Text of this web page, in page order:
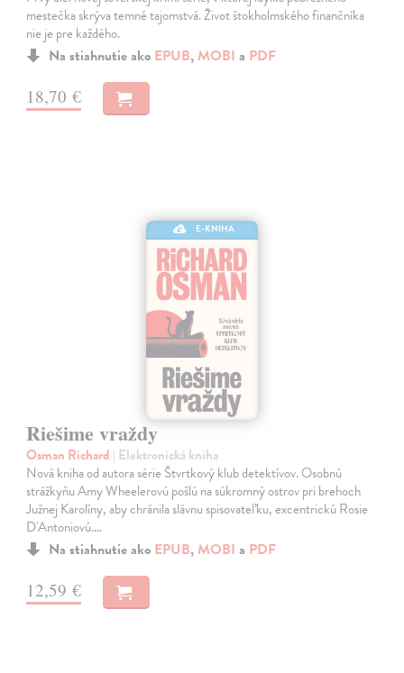
mestečka skrýva temné tajomstvá. Život štokholmského finančníka
nie je pre každého.
Na stiahnutie ako EPUB, MOBI a PDF
18,70 €
E-KNIHA
Riešime vraždy
Osman Richard | Elektronická kniha
Nová kniha od autora série Štvrtkový klub detektívov. Osobnú
strážkyňu Amy Wheelerovú pošlú na súkromný ostrov pri brehoch
Južnej Karolíny, aby chránila slávnu spisovateľku, excentrickú Rosie
D'Antoniovú.…
Na stiahnutie ako EPUB, MOBI a PDF
12,59 €